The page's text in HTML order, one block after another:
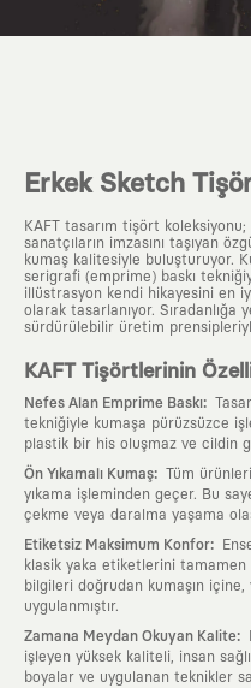
Erkek Sketch
KAFT tasarım tişört koleksiyonu;
sanatçıların imzasını taşıyan
kumaş kalitesiyle buluşturuyor.
serigrafi (emprime) baskı
illüstrasyon kendi hikayesini en
olarak tasarlanıyor. Sıradanlığa
sürdürülebilir üretim
KAFT Tişörtlerinin
Nefes Alan Emprime Baskı:
tekniğiyle kumaşa pürüzsüzce
plastik bir his oluşmaz ve cildin
Ön Yıkamalı Kumaş: Tüm
yıkama işleminden geçer. Bu
çekme veya daralma yaşama
Etiketsiz Maksimum Konfor:
klasik yaka etiketlerini tamamen
bilgileri doğrudan kumaşın
uygulanmıştır.
Zamana Meydan Okuyan Kalite:
işleyen yüksek kaliteli, insan
boyalar ve uygulanan teknikler